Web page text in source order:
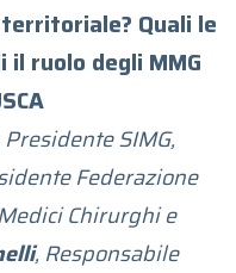
Quali le
il ruolo degli MMG
Presidente SIMG,
Federazione
Chirurghi e
, Responsabile